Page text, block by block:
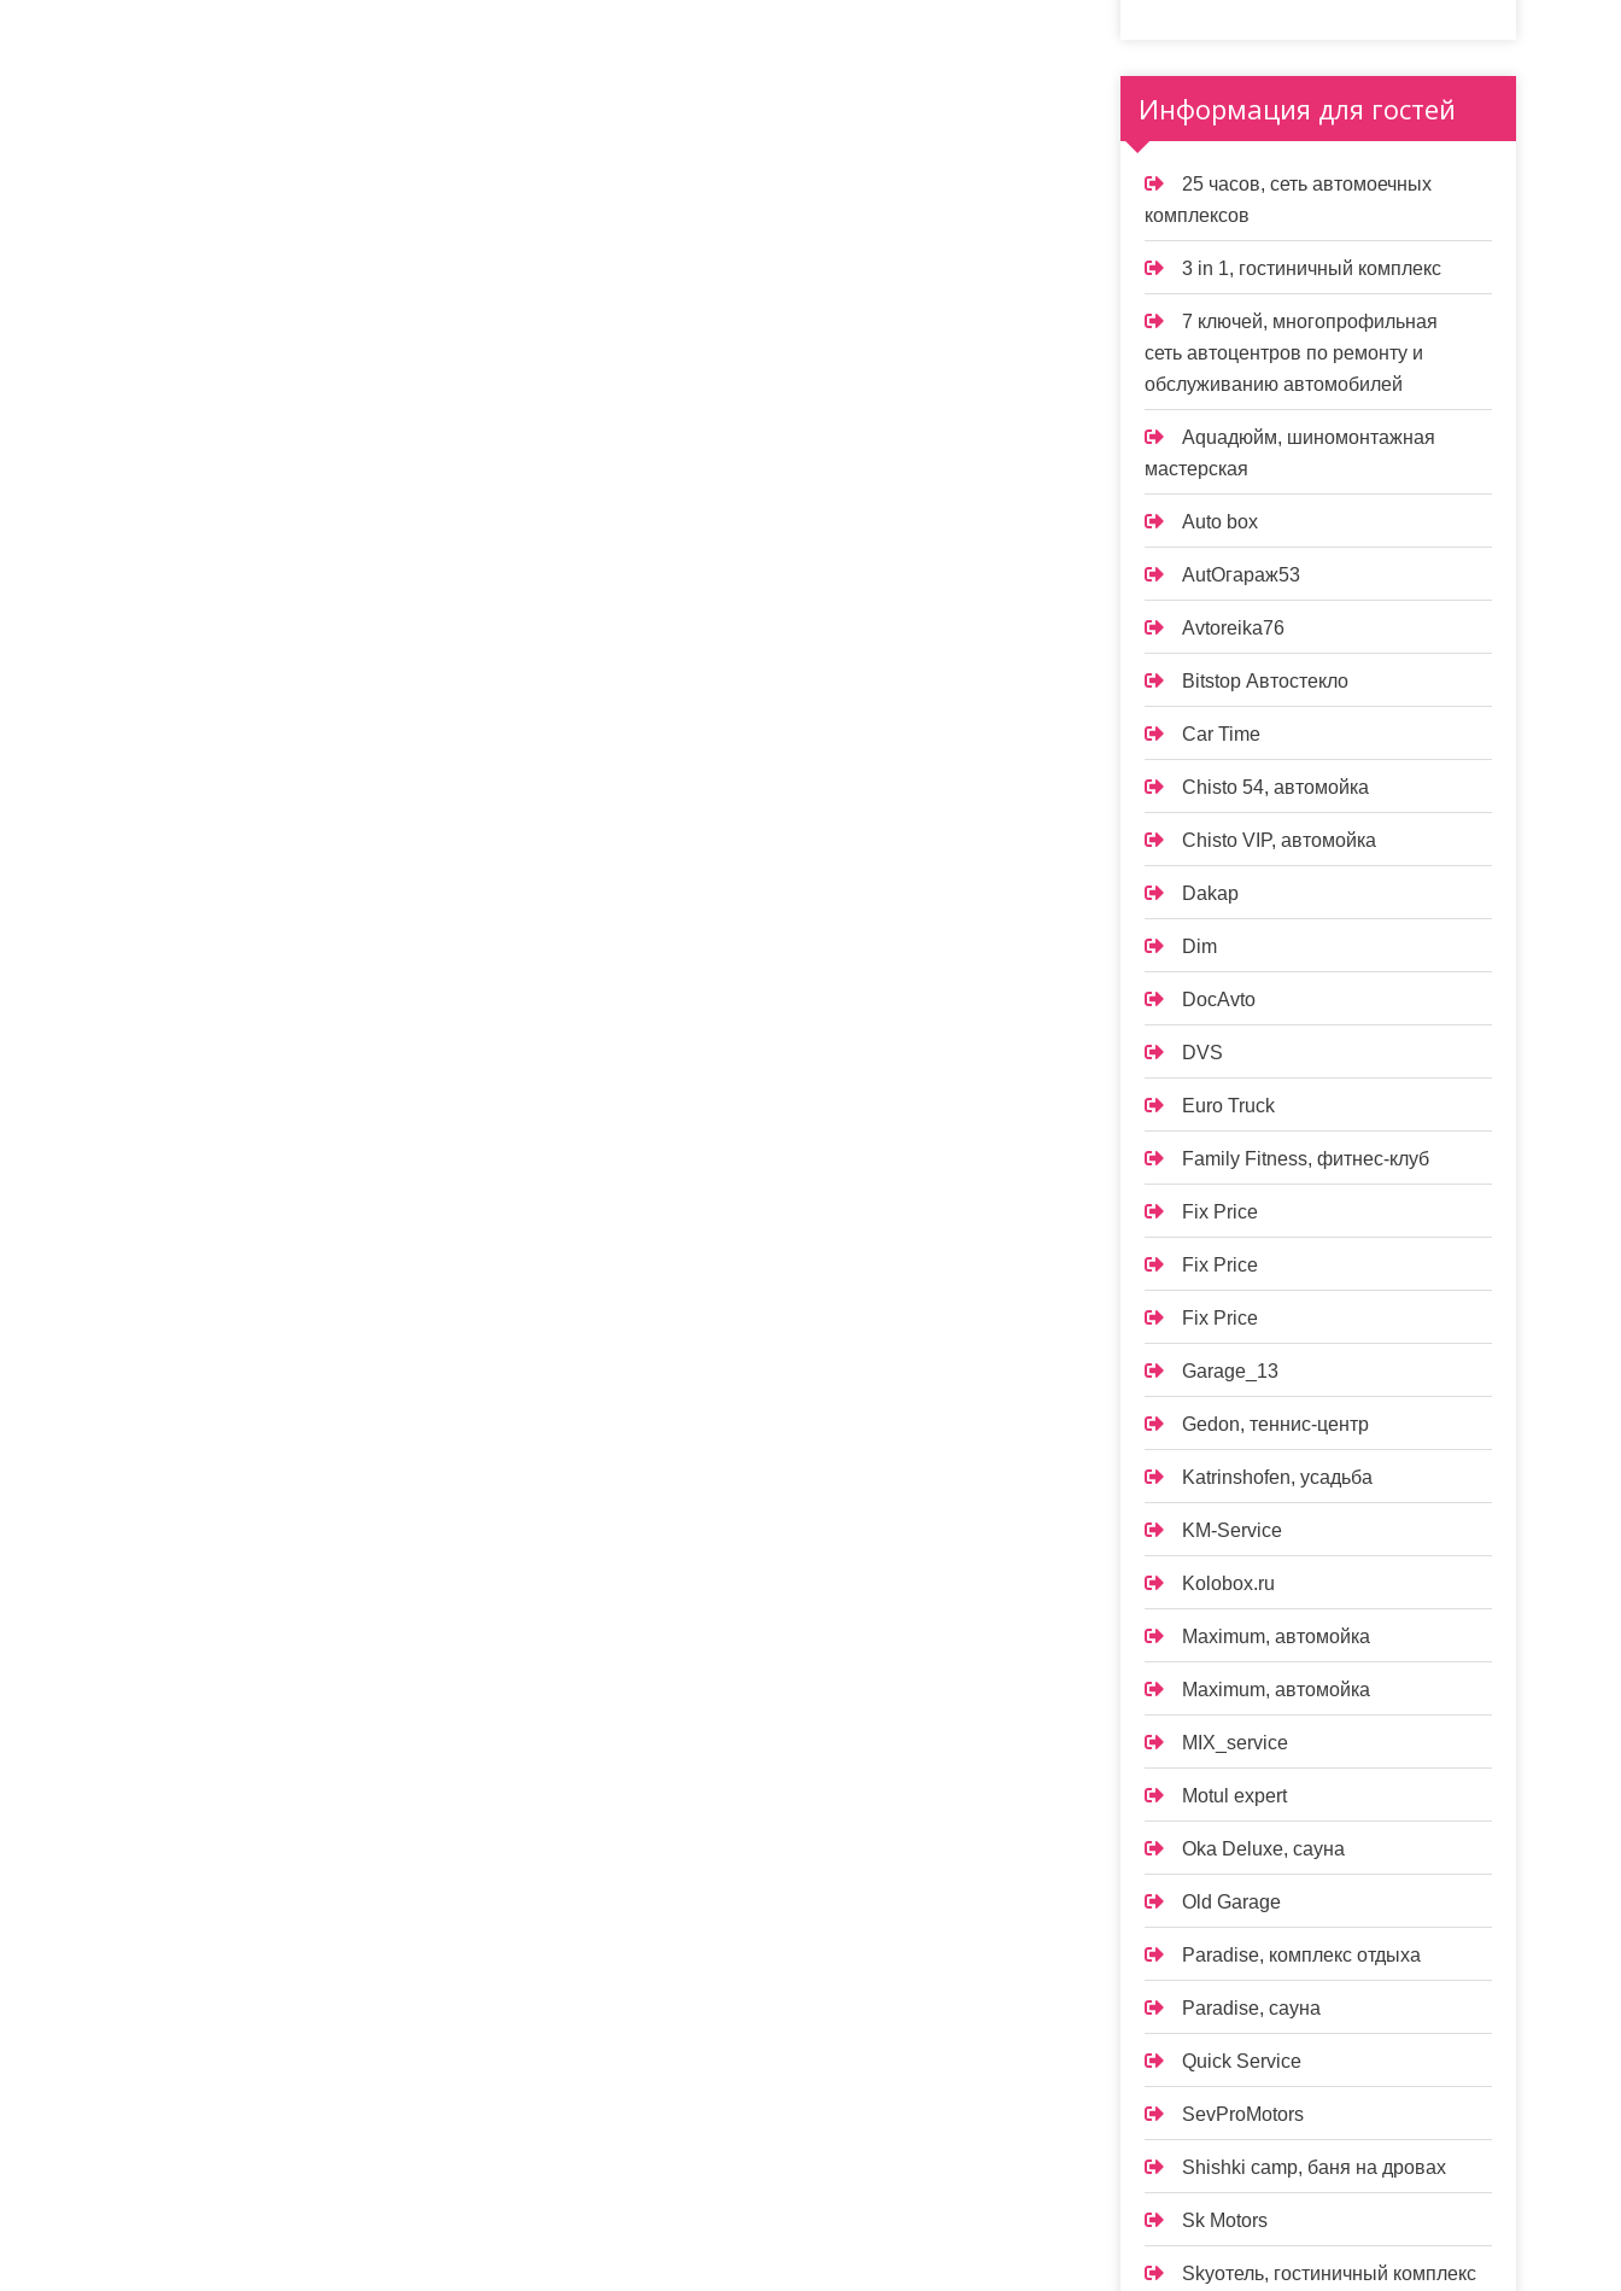
Информация для гостей
25 часов, сеть автомоечных
комплексов
3 in 1, гостиничный комплекс
7 ключей, многопрофильная
сеть автоцентров по ремонту и
обслуживанию автомобилей
Aquaдюйм, шиномонтажная
мастерская
Auto box
AutOгараж53
Avtoreika76
Bitstop Автостекло
Car Time
Chisto 54, автомойка
Chisto VIP, автомойка
Dakap
Dim
DocAvto
DVS
Euro Truck
Family Fitness, фитнес-клуб
Fix Price
Fix Price
Fix Price
Garage_13
Gedon, теннис-центр
Katrinshofen, усадьба
KM-Service
Kolobox.ru
Maximum, автомойка
Maximum, автомойка
MIX_service
Motul expert
Oka Deluxe, сауна
Old Garage
Paradise, комплекс отдыха
Paradise, сауна
Quick Service
SevProMotors
Shishki camp, баня на дровах
Sk Motors
Skyотель, гостиничный комплекс